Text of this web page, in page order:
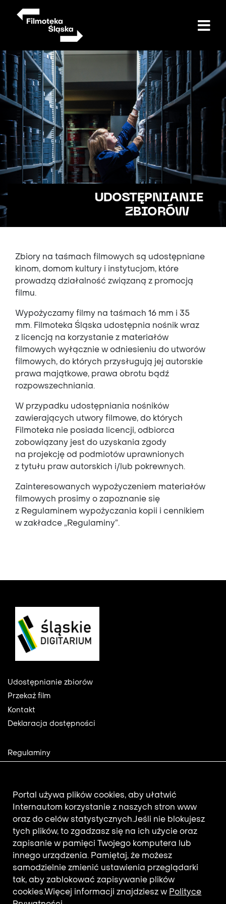
UDOSTĘPNIANIE
ZBIORÓW
Zbiory na taśmach filmowych są udostępniane
kinom, domom kultury i instytucjom, które
prowadzą działalność związaną z promocją
filmu.
Wypożyczamy filmy na taśmach 16 mm i 35
mm. Filmoteka Śląska udostępnia nośnik wraz
z licencją na korzystanie z materiałów
filmowych wyłącznie w odniesieniu do utworów
filmowych, do których przysługują jej autorskie
prawa majątkowe, prawa obrotu bądź
rozpowszechniania.
W przypadku udostępniania nośników
zawierających utwory filmowe, do których
Filmoteka nie posiada licencji, odbiorca
zobowiązany jest do uzyskania zgody
na projekcję od podmiotów uprawnionych
z tytułu praw autorskich i/lub pokrewnych.
Zainteresowanych wypożyczeniem materiałów
filmowych prosimy o zapoznanie się
z Regulaminem wypożyczania kopii i cennikiem
w zakładce „Regulaminy”.
Footer
Udostępnianie zbiorów
Przekaż film
Kontakt
Deklaracja dostępności
Footer
2
Regulaminy
Aktualności
Newsletter
Adres e-mail subskrybenta.
Otrzymuj nowości z filmotekaslaska.com
Portal używa plików cookies, aby ułatwić
Internautom korzystanie z naszych stron www
oraz do celów statystycznych.Jeśli nie blokujesz
tych plików, to zgadzasz się na ich użycie oraz
zapisanie w pamięci Twojego komputera lub
innego urządzenia. Pamiętaj, że możesz
samodzielnie zmienić ustawienia przeglądarki
tak, aby zablokować zapisywanie plików
cookies.Więcej informacji znajdziesz w Polityce